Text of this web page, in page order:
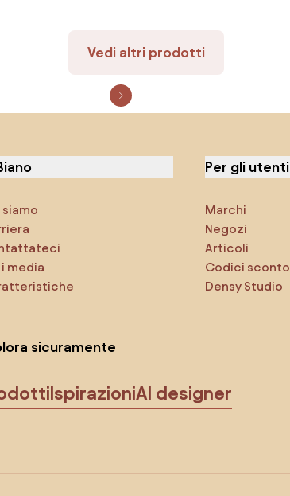
Vedi altri prodotti
siamo
i media
Per gli utenti
Marchi
Negozi
Articoli
Codici sconto
Densy Studio
sicuramente
IspirazioniAI designer